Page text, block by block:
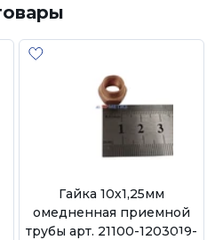
Гайка 10х1,25мм
омедненная приемной
трубы арт. 21100-1203019-